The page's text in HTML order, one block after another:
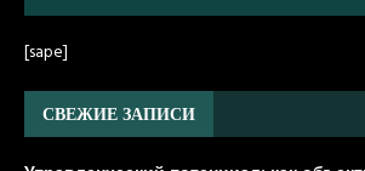
[sape]
СВЕЖИЕ ЗАПИСИ